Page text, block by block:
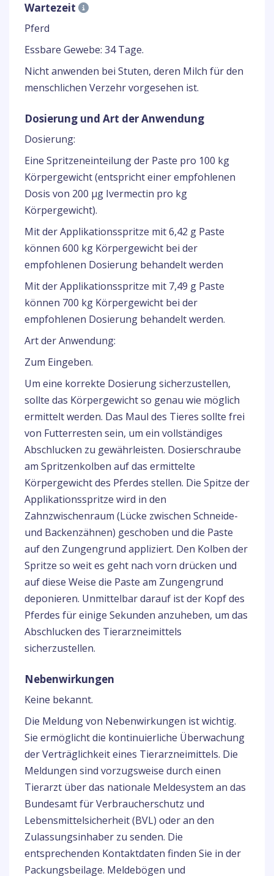
Wartezeit
Pferd
Essbare Gewebe: 34 Tage.
Nicht anwenden bei Stuten, deren Milch für den
menschlichen Verzehr vorgesehen ist.
Dosierung und Art der Anwendung
Dosierung:
Eine Spritzeneinteilung der Paste pro 100 kg
Körpergewicht (entspricht einer empfohlenen
Dosis von 200 µg Ivermectin pro kg
Körpergewicht).
Mit der Applikationsspritze mit 6,42 g Paste
können 600 kg Körpergewicht bei der
empfohlenen Dosierung behandelt werden
Mit der Applikationsspritze mit 7,49 g Paste
können 700 kg Körpergewicht bei der
empfohlenen Dosierung behandelt werden.
Art der Anwendung:
Zum Eingeben.
Um eine korrekte Dosierung sicherzustellen,
sollte das Körpergewicht so genau wie möglich
ermittelt werden. Das Maul des Tieres sollte frei
von Futterresten sein, um ein vollständiges
Abschlucken zu gewährleisten. Dosierschraube
am Spritzenkolben auf das ermittelte
Körpergewicht des Pferdes stellen. Die Spitze der
Applikationsspritze wird in den
Zahnzwischenraum (Lücke zwischen Schneide-
und Backenzähnen) geschoben und die Paste
auf den Zungengrund appliziert. Den Kolben der
Spritze so weit es geht nach vorn drücken und
auf diese Weise die Paste am Zungengrund
deponieren. Unmittelbar darauf ist der Kopf des
Pferdes für einige Sekunden anzuheben, um das
Abschlucken des Tierarzneimittels
sicherzustellen.
Nebenwirkungen
Keine bekannt.
Die Meldung von Nebenwirkungen ist wichtig.
Sie ermöglicht die kontinuierliche Überwachung
der Verträglichkeit eines Tierarzneimittels. Die
Meldungen sind vorzugsweise durch einen
Tierarzt über das nationale Meldesystem an das
Bundesamt für Verbraucherschutz und
Lebensmittelsicherheit (BVL) oder an den
Zulassungsinhaber zu senden. Die
entsprechenden Kontaktdaten finden Sie in der
Packungsbeilage. Meldebögen und